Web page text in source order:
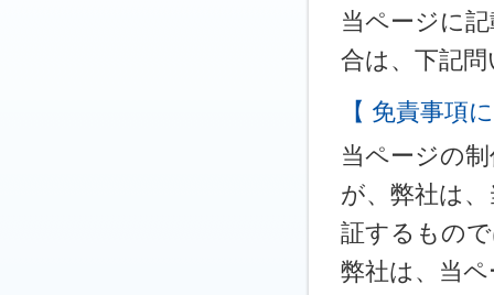
当ページに
合は、下記
【 免責事項
当ページの
が、弊社は
証するもの
弊社は、当